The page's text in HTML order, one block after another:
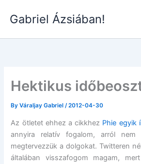
Gabriel Ázsiában!
Hektikus
ByVáraljay Gabriel/2012-04-30
Az ötletet ehhez a cikkhez Phie egyik
annyira relatív fogalom, arról
megtervezzük a dolgokat. Twitteren
általában visszafogom magam,